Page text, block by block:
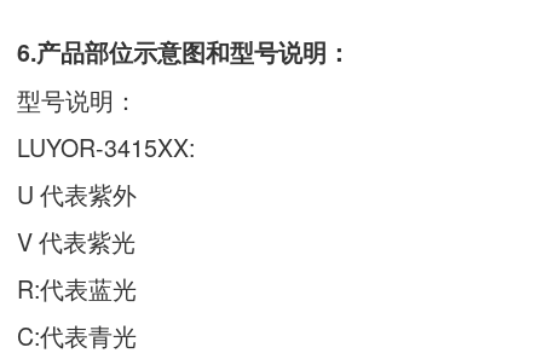
6.产品部位示意图和型号说明：
型号说明：
LUYOR-3415XX:
U 代表紫外
V 代表紫光
R:代表蓝光
C:代表青光